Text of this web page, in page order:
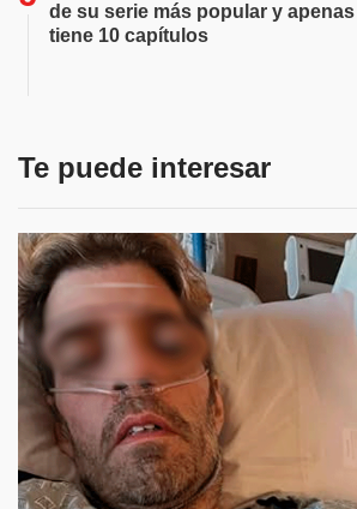
de su serie más popular y apenas
tiene 10 capítulos
Te puede interesar